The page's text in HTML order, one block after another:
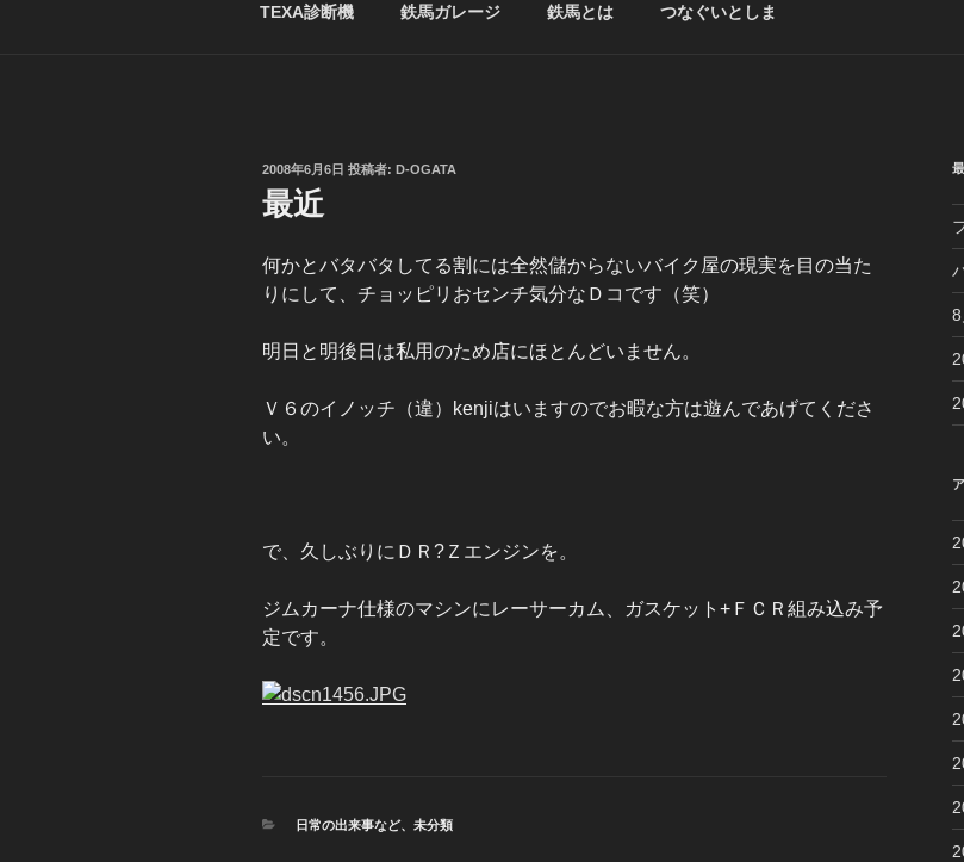
TEXA診断機 鉄馬ガレージ 鉄馬とは つなぐいとしま
投
稿
日:
2008年6月6日 投稿者: D-OGATA
最近
何かとバタバタしてる割には全然儲からないバイク屋の現実を目の当た
りにして、チョッピリおセンチ気分なＤコです（笑）
明日と明後日は私用のため店にほとんどいません。
Ｖ６のイノッチ（違）kenjiはいますのでお暇な方は遊んであげてくださ
い。
で、久しぶりにＤＲ?Ｚエンジンを。
ジムカーナ仕様のマシンにレーサーカム、ガスケット+ＦＣＲ組み込み予
定です。
カ
日常の出来事など、 未分類